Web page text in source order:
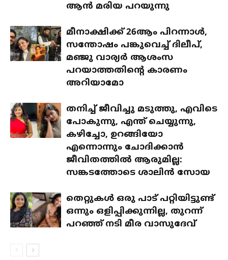
ആൻ മരിയ പറയുന്നു
മീനാക്ഷിക്ക് 26ആം പിറന്നാൾ,
സന്തോഷം പങ്കുവെച്ച് ദിലീപ്,
മഞ്ജു വാര്യർ ആശംസ
പറയാത്തതിന്റെ കാരണം
അറിയാമോ
തനിച്ച് ജീവിച്ചു മടുത്തു, എവിടെ
പോകുന്നു, എന്ത് ചെയ്യുന്നു,
കഴിച്ചോ, ഉറങ്ങിയോ
എന്നൊന്നും ചോദിക്കാൻ
ജീവിതത്തിൽ ആരുമില്ല:
സങ്കടത്തോടെ ശാലിൻ സോയ
തെറ്റുകൾ ഒരു പാട് പറ്റിയിട്ടുണ്ട്
ഒന്നും ഒളിപ്പിക്കുന്നില്ല, തുറന്ന്
പറഞ്ഞ് നടി മീര വാസുദേവ്